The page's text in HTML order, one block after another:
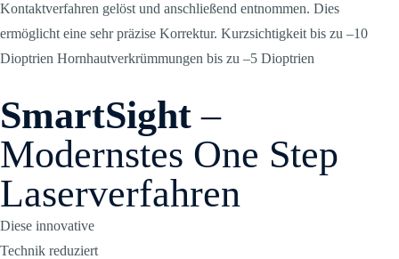
Kontaktverfahren gelöst und anschließend entnommen. Dies
ermöglicht eine sehr präzise Korrektur. Kurzsichtigkeit bis zu –10
Dioptrien Hornhautverkrümmungen bis zu –5 Dioptrien
SmartSight –
Modernstes One Step
Laserverfahren
Diese innovative
Technik reduziert